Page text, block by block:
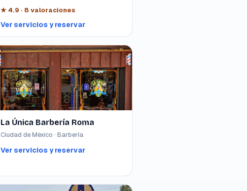
★ 4.9 · 8 valoraciones
Ver servicios y reservar
La Única Barbería Roma
Ciudad de México · Barbería
Ver servicios y reservar